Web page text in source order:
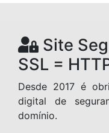
Site
SSL =
Desde 2017 é
digital de
domínio.